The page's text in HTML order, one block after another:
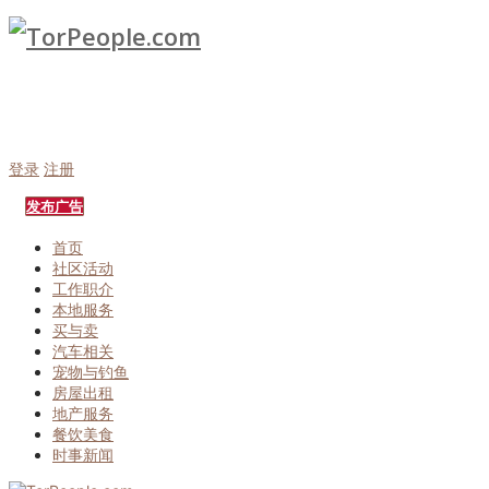
登录 注册
发布广告
首页
社区活动
工作职介
本地服务
买与卖
汽车相关
宠物与钓鱼
房屋出租
地产服务
餐饮美食
时事新闻